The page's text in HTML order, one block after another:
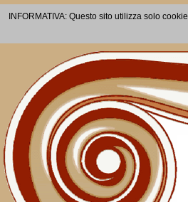
INFORMATIVA: Questo sito utilizza solo